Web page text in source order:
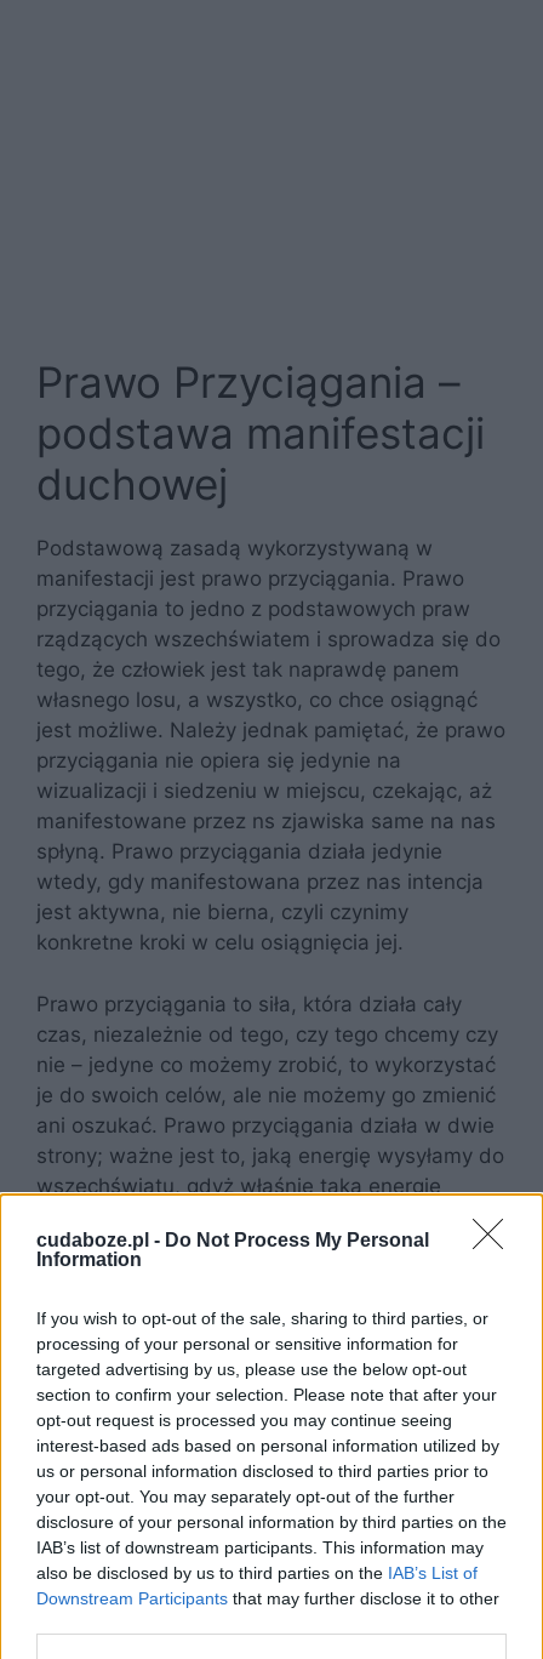
cudaboze.pl - Do Not Process My Personal
Information
If you wish to opt-out of the sale, sharing to third parties, or
processing of your personal or sensitive information for
targeted advertising by us, please use the below opt-out
section to confirm your selection. Please note that after your
opt-out request is processed you may continue seeing
interest-based ads based on personal information utilized by
us or personal information disclosed to third parties prior to
your opt-out. You may separately opt-out of the further
disclosure of your personal information by third parties on the
IAB’s list of downstream participants. This information may
also be disclosed by us to third parties on the IAB’s List of
Downstream Participants that may further disclose it to other
Prawo Przyciągania –
podstawa manifestacji
duchowej
Podstawową zasadą wykorzystywaną w
manifestacji jest prawo przyciągania. Prawo
przyciągania to jedno z podstawowych praw
rządzących wszechświatem i sprowadza się do
tego, że człowiek jest tak naprawdę panem
własnego losu, a wszystko, co chce osiągnąć
jest możliwe. Należy jednak pamiętać, że prawo
przyciągania nie opiera się jedynie na
wizualizacji i siedzeniu w miejscu, czekając, aż
manifestowane przez ns zjawiska same na nas
spłyną. Prawo przyciągania działa jedynie
wtedy, gdy manifestowana przez nas intencja
jest aktywna, nie bierna, czyli czynimy
konkretne kroki w celu osiągnięcia jej.
Prawo przyciągania to siła, która działa cały
czas, niezależnie od tego, czy tego chcemy czy
nie – jedyne co możemy zrobić, to wykorzystać
je do swoich celów, ale nie możemy go zmienić
ani oszukać. Prawo przyciągania działa w dwie
strony; ważne jest to, jaką energię wysyłamy do
wszechświatu, gdyż właśnie taką energię
manifestacje.
Jak wykorzystać prawo
przyciągania do manifestacji
duchowej?
Aby efektywnie wykorzystać prawo
przyciągania do naszych celów, należy przede
wszystkim stworzyć konkretną intencję naszej
manifestacji. Musisz wiedzieć czego chcieć i
być tego pewny – tylko wtedy wszechświat
będzie w stanie ją spełnić. Aby intencja była
przemyślana, zastanów się co pragniesz